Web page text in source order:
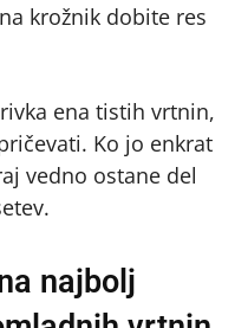
krožnik dobite res
ena tistih vrtnin,
Ko jo enkrat
vedno ostane del
najbolj